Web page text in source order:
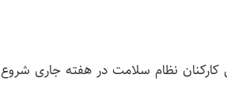
نظام سلامت در هفته جاری شروع